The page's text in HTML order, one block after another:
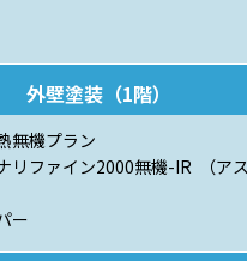
外壁塗装（1階）
無機プラン
リファイン2000無機-IR （ア
ー